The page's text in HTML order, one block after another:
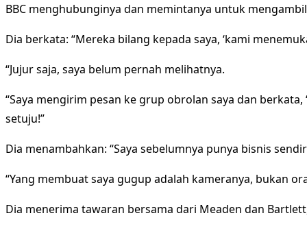
BBC menghubunginya dan memintanya untuk
Dia berkata: “Mereka bilang kepada saya, ‘kami
“Jujur saja, saya belum pernah melihatnya.
“Saya mengirim pesan ke grup obrolan saya dan
setuju!”
Dia menambahkan: “Saya sebelumnya punya bisnis
“Yang membuat saya gugup adalah kameranya, bukan
Dia menerima tawaran bersama dari Meaden dan